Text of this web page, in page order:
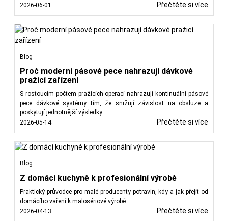
2026-06-01
Přečtěte si více
Blog
Proč moderní pásové pece nahrazují dávkové
pražicí zařízení
S rostoucím počtem pražicích operací nahrazují kontinuální pásové
pece dávkové systémy tím, že snižují závislost na obsluze a
poskytují jednotnější výsledky.
2026-05-14
Přečtěte si více
Blog
Z domácí kuchyně k profesionální výrobě
Praktický průvodce pro malé producenty potravin, kdy a jak přejít od
domácího vaření k malosériové výrobě.
2026-04-13
Přečtěte si více